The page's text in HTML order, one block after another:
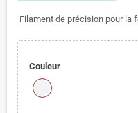
Filament de précision pour la
Couleur